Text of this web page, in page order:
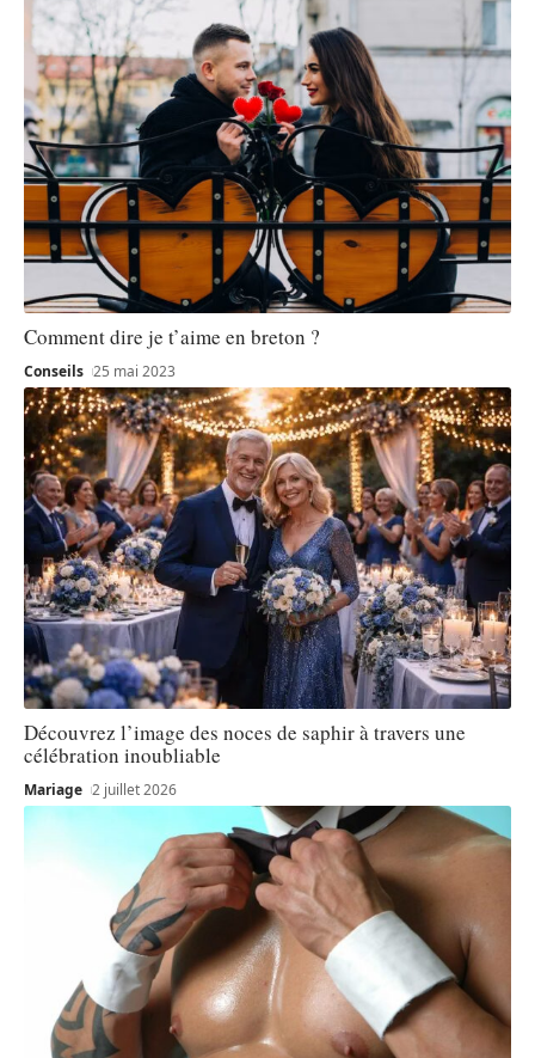
Comment dire je t’aime en breton ?
Conseils 25 mai 2023
Découvrez l’image des noces de saphir à travers une
célébration inoubliable
Mariage 2 juillet 2026